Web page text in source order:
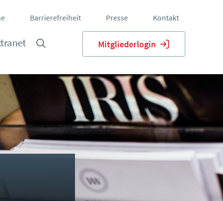
Barrierefreiheit Presse Kontakt
Mitgliederlogin